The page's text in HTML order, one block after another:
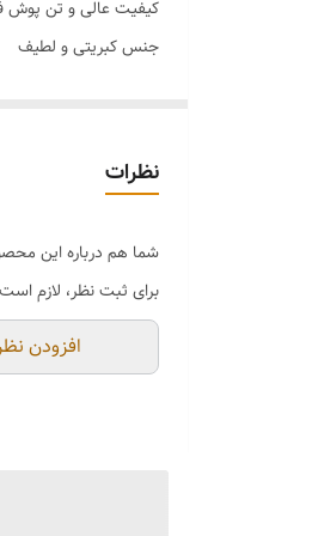
کیفیت عالی و تن پوش
جنس کبریتی و لطیف
نظرات
شما هم درباره این
برای ثبت نظر، لازم
افزودن